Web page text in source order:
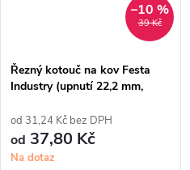
39 Kč
–10 %
Řezný kotouč na kov Festa
Industry (upnutí 22,2 mm,
od 31,24 Kč bez DPH
od 37,80 Kč
Na dotaz